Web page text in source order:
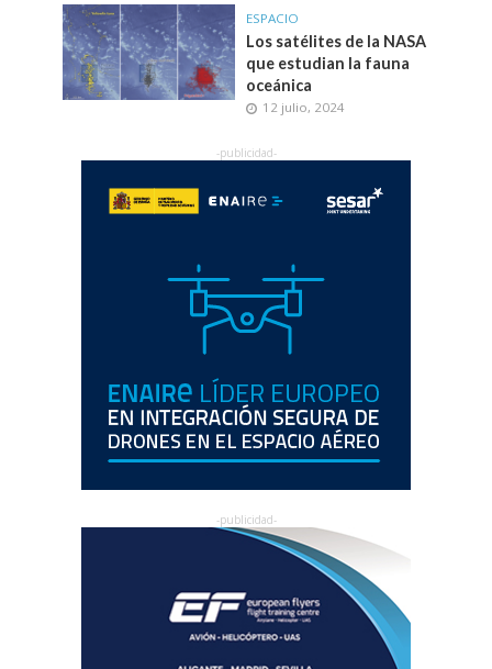
ESPACIO
Los satélites de la NASA
que estudian la fauna
oceánica
12 julio, 2024